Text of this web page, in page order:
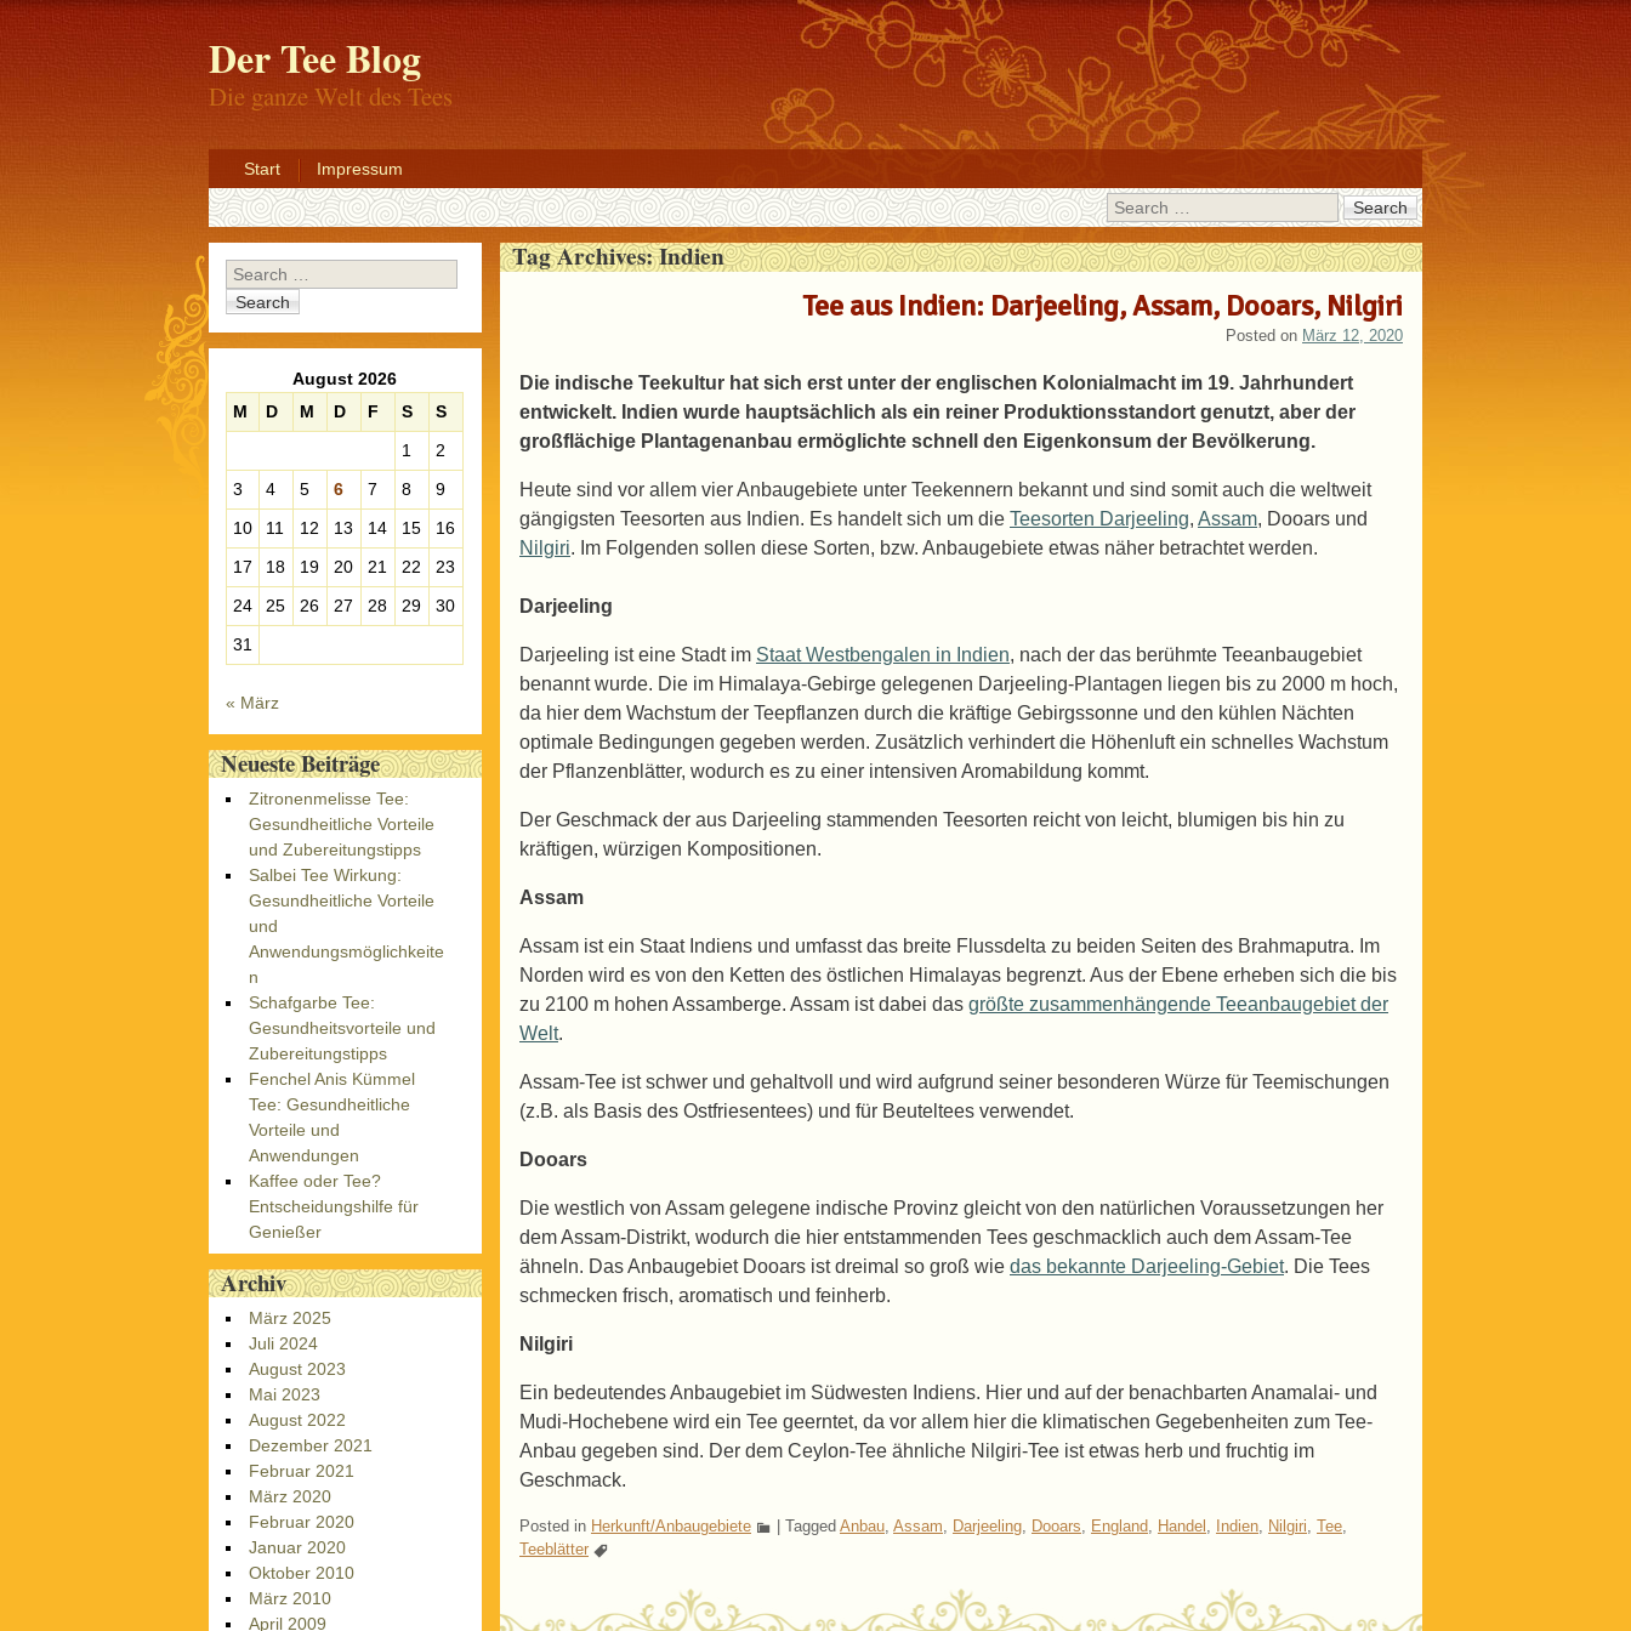
Der Tee Blog
Die ganze Welt des Tees
Start
Impressum
Search
Tag Archives:Indien
Tee aus Indien: Darjeeling, Assam, Dooars, Nilgiri
Posted on März 12, 2020
Die indische Teekultur hat sich erst unter der englischen Kolonialmacht im 19. Jahrhundert
entwickelt. Indien wurde hauptsächlich als ein reiner Produktionsstandort genutzt, aber der
großflächige Plantagenanbau ermöglichte schnell den Eigenkonsum der Bevölkerung.
Heute sind vor allem vier Anbaugebiete unter Teekennern bekannt und sind somit auch die weltweit
gängigsten Teesorten aus Indien. Es handelt sich um die Teesorten Darjeeling, Assam, Dooars und
Nilgiri. Im Folgenden sollen diese Sorten, bzw. Anbaugebiete etwas näher betrachtet werden.
Darjeeling
Darjeeling ist eine Stadt im Staat Westbengalen in Indien, nach der das berühmte Teeanbaugebiet
benannt wurde. Die im Himalaya-Gebirge gelegenen Darjeeling-Plantagen liegen bis zu 2000 m hoch,
da hier dem Wachstum der Teepflanzen durch die kräftige Gebirgssonne und den kühlen Nächten
optimale Bedingungen gegeben werden. Zusätzlich verhindert die Höhenluft ein schnelles Wachstum
der Pflanzenblätter, wodurch es zu einer intensiven Aromabildung kommt.
Der Geschmack der aus Darjeeling stammenden Teesorten reicht von leicht, blumigen bis hin zu
kräftigen, würzigen Kompositionen.
Assam
Assam ist ein Staat Indiens und umfasst das breite Flussdelta zu beiden Seiten des Brahmaputra. Im
Norden wird es von den Ketten des östlichen Himalayas begrenzt. Aus der Ebene erheben sich die bis
zu 2100 m hohen Assamberge. Assam ist dabei das größte zusammenhängende Teeanbaugebiet der
Welt.
Assam-Tee ist schwer und gehaltvoll und wird aufgrund seiner besonderen Würze für Teemischungen
(z.B. als Basis des Ostfriesentees) und für Beuteltees verwendet.
Dooars
Die westlich von Assam gelegene indische Provinz gleicht von den natürlichen Voraussetzungen her
dem Assam-Distrikt, wodurch die hier entstammenden Tees geschmacklich auch dem Assam-Tee
ähneln. Das Anbaugebiet Dooars ist dreimal so groß wie das bekannte Darjeeling-Gebiet. Die Tees
schmecken frisch, aromatisch und feinherb.
Nilgiri
Ein bedeutendes Anbaugebiet im Südwesten Indiens. Hier und auf der benachbarten Anamalai- und
Mudi-Hochebene wird ein Tee geerntet, da vor allem hier die klimatischen Gegebenheiten zum Tee-
Anbau gegeben sind. Der dem Ceylon-Tee ähnliche Nilgiri-Tee ist etwas herb und fruchtig im
Geschmack.
Posted in Herkunft/Anbaugebiete Tagged Anbau Assam Darjeeling Dooars England Handel Indien Nilgiri Tee
Teeblätter
Search
August 2026
M
D M D F S
S
1
2
3
4 5 6 7 8
9
10
11 12 13 14 15
16
17
18 19 20 21 22
23
24
25 26 27 28 29
30
31
« März
Neueste Beiträge
Zitronenmelisse Tee:
Gesundheitliche Vorteile
und Zubereitungstipps
Salbei Tee Wirkung:
Gesundheitliche Vorteile
und
Anwendungsmöglichkeite
n
Schafgarbe Tee:
Gesundheitsvorteile und
Zubereitungstipps
Fenchel Anis Kümmel
Tee: Gesundheitliche
Vorteile und
Anwendungen
Kaffee oder Tee?
Entscheidungshilfe für
Genießer
Archiv
März 2025
Juli 2024
August 2023
Mai 2023
August 2022
Dezember 2021
Februar 2021
März 2020
Februar 2020
Januar 2020
Oktober 2010
März 2010
April 2009